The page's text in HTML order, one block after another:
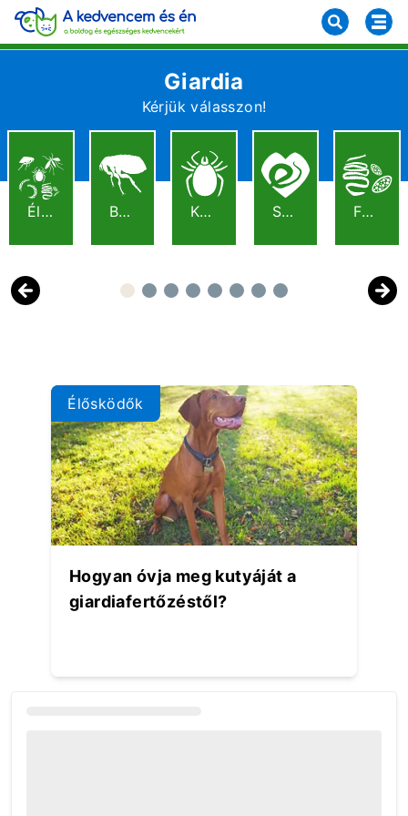
Giardia
Kérjük válasszon!
Previous
Élősködők Bolhák Kullancsok Szívféreg Férgek
Next
Élősködők
Hogyan óvja meg kutyáját a
giardiafertőzéstől?